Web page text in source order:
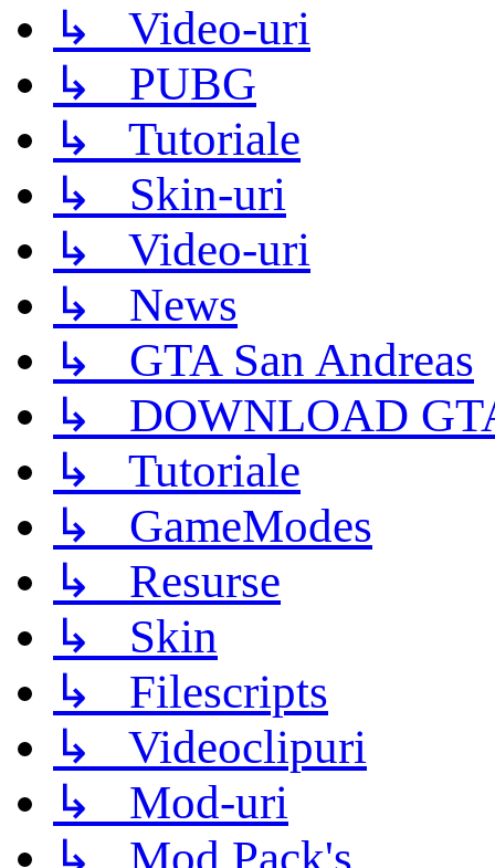
↳ Video-uri
↳ PUBG
↳ Tutoriale
↳ Skin-uri
↳ Video-uri
↳ News
↳ GTA San Andreas
↳ DOWNLOAD
↳ Tutoriale
↳ GameModes
↳ Resurse
↳ Skin
↳ Filescripts
↳ Videoclipuri
↳ Mod-uri
↳ Mod Pack's